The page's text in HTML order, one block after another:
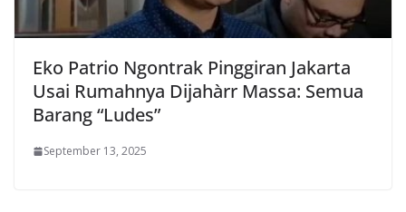
Eko Patrio Ngontrak Pinggiran Jakarta
Usai Rumahnya Dijahàrr Massa: Semua
Barang “Ludes”
September 13, 2025